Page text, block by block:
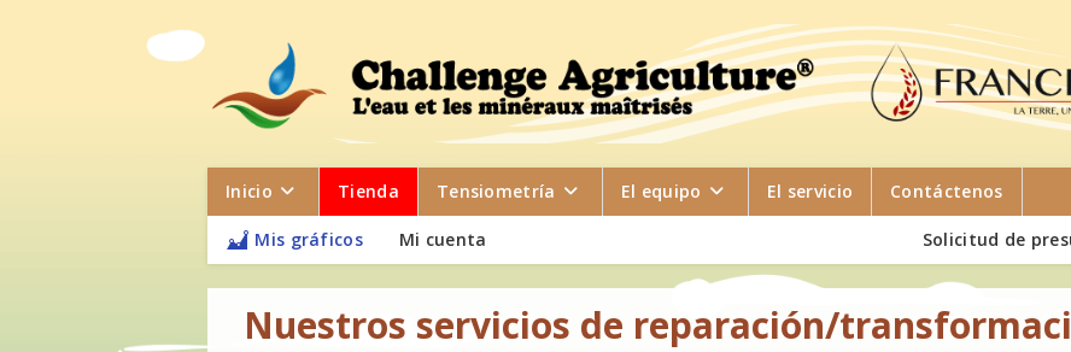
Inicio Tienda Tensiometría El equipo El servicio Contáctenos
Mis gráficos Mi cuenta Solicitud de
Nuestros servicios de reparación/